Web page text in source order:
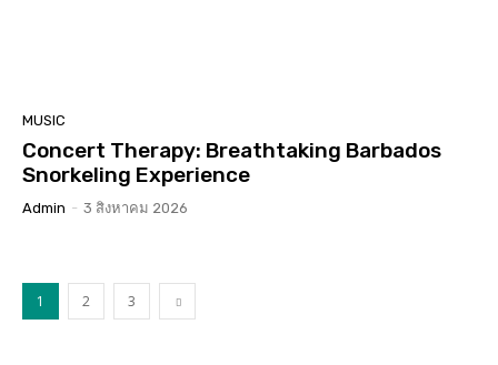
MUSIC
Concert Therapy: Breathtaking Barbados
Snorkeling Experience
Admin - 3 สิงหาคม 2026
1 2 3